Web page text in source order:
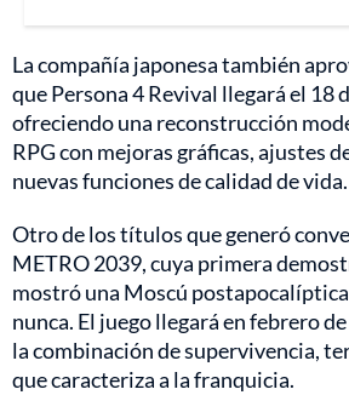
La compañía japonesa también
que Persona 4 Revival llegará el 18
ofreciendo una reconstrucción
RPG con mejoras gráficas, ajustes
nuevas funciones de calidad de vida.
Otro de los títulos que generó
METRO 2039, cuya primera
mostró una Moscú
nunca. El juego llegará en febrero
la combinación de supervivencia,
que caracteriza a la franquicia.